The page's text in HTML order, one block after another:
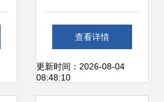
融合生产与供应的
全产业链策略
查看详情
更新时间：2026-08-04
08:48:10